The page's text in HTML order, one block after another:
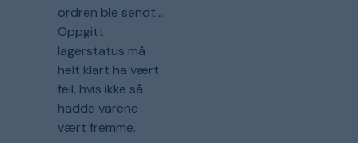
ordren ble sendt...
Oppgitt
lagerstatus må
helt klart ha vært
feil, hvis ikke så
hadde varene
vært fremme.